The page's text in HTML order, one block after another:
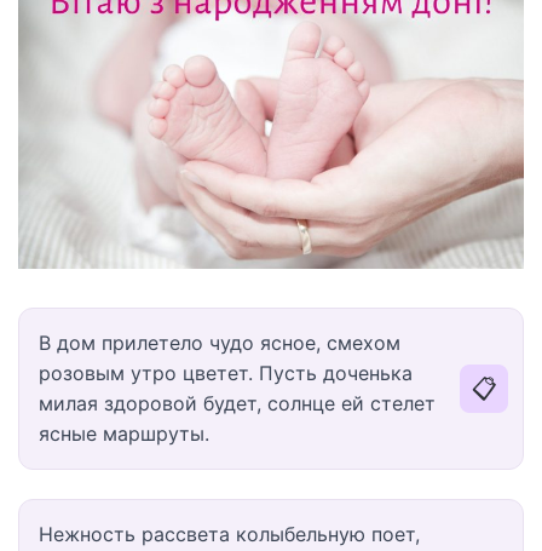
В дом прилетело чудо ясное, смехом
розовым утро цветет. Пусть доченька
милая здоровой будет, солнце ей стелет
ясные маршруты.
📋
Нежность рассвета колыбельную поет,